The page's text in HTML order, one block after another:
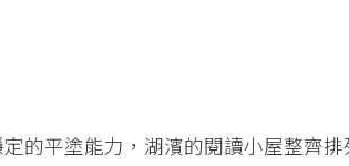
的平塗能力，湖濱的閱讀小屋整齊